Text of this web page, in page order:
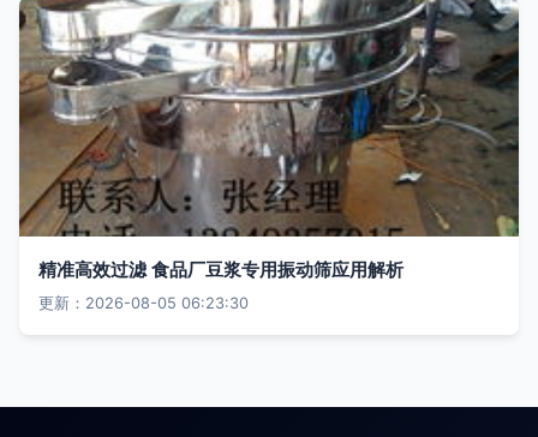
精准高效过滤 食品厂豆浆专用振动筛应用解析
更新：2026-08-05 06:23:30